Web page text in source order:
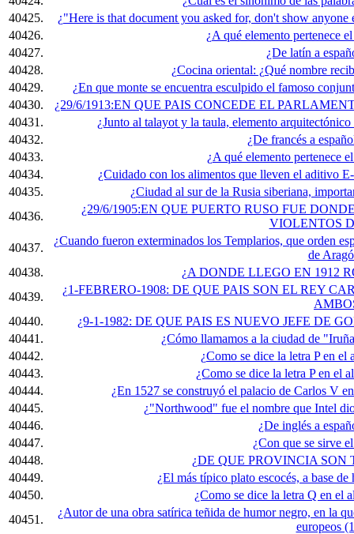
40425.
¿"Here is that document you asked for, don't show
40426.
¿A qué elemento pertenece
40427.
¿De latín a
40428.
¿Cocina oriental: ¿Qué nombre
40429.
¿En que monte se encuentra esculpido el famoso
40430.
¿29/6/1913:EN QUE PAIS CONCEDE EL
40431.
¿Junto al talayot y la taula, elemento
40432.
¿De francés a
40433.
¿A qué elemento pertenece
40434.
¿Cuidado con los alimentos que lleven el aditivo
40435.
¿Ciudad al sur de la Rusia siberiana,
40436.
¿29/6/1905:EN QUE PUERTO RUSO FUE
VIOLENTOS
40437.
¿Cuando fueron exterminados los Templarios, que orden
de
40438.
¿A DONDE LLEGO EN 1912
40439.
¿1-FEBRERO-1908: DE QUE PAIS SON EL REY
40440.
¿9-1-1982: DE QUE PAIS ES NUEVO JEFE DE
40441.
¿Cómo llamamos a la ciudad de
40442.
¿Como se dice la letra P en
40443.
¿Como se dice la letra P en el
40444.
¿En 1527 se construyó el palacio de Carlos V
40445.
¿"Northwood" fue el nombre que Intel
40446.
¿De inglés a
40447.
¿Con que se sirve
40448.
¿DE QUE PROVINCIA
40449.
¿El más típico plato escocés, a base
40450.
¿Como se dice la letra Q en el
40451.
¿Autor de una obra satírica teñida de humor negro, en la
europeos